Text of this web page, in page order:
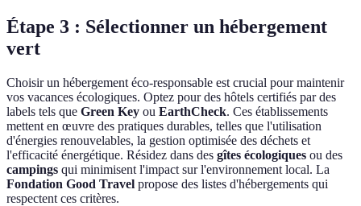
Étape 3 : Sélectionner un hébergement
vert
Choisir un hébergement éco-responsable est crucial pour maintenir
vos vacances écologiques. Optez pour des hôtels certifiés par des
labels tels que Green Key ou EarthCheck. Ces établissements
mettent en œuvre des pratiques durables, telles que l'utilisation
d'énergies renouvelables, la gestion optimisée des déchets et
l'efficacité énergétique. Résidez dans des gîtes écologiques ou des
campings qui minimisent l'impact sur l'environnement local. La
Fondation Good Travel propose des listes d'hébergements qui
respectent ces critères.